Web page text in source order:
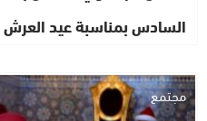
السادس بمناسبة عيد العرش
مجتمع